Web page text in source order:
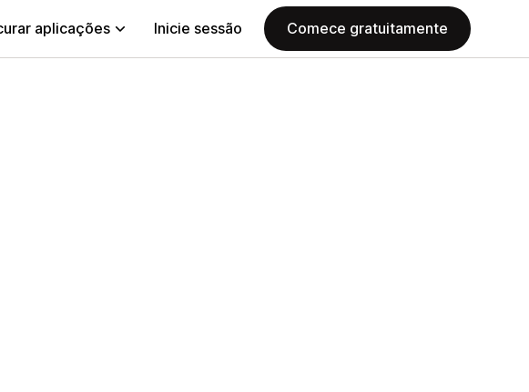
aplicações Inicie sessão Comece gratuitamente